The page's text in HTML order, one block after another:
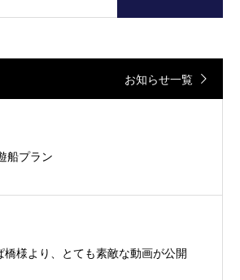
お知らせ一覧
船プラン
橋様より、とても素敵な動画が公開